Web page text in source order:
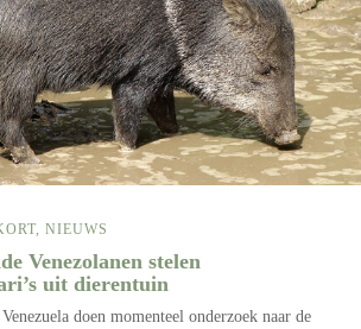
NIEUWS
Venezolanen stelen
uit dierentuin
doen momenteel onderzoek naar de